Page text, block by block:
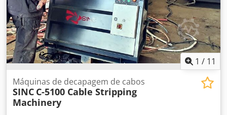
operacionais seguras.
1 / 11
Máquinas de decapagem de cabos
SINC C-5100 Cable Stripping
Machinery